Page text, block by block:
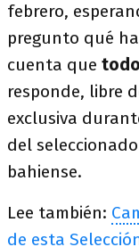
febrero,
pregunto qué
cuenta que
responde, libre
exclusiva
del
bahiense.
Lee también:
de esta